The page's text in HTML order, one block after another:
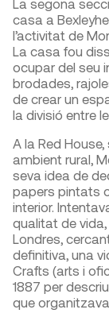
casa a
l’activitat de
La casa fou
ocupar del seu
brodades,
de crear un
la divisió entre
A la Red
ambient rural,
seva idea de
papers pintats
interior.
qualitat de
Londres,
definitiva, una
Crafts (arts i
1887 per
que organitzava